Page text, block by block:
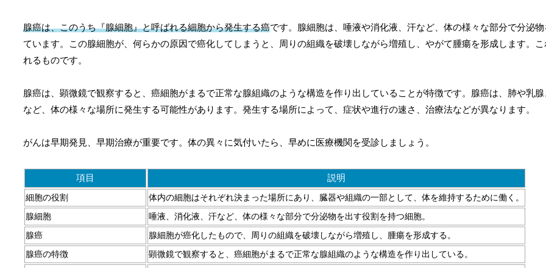
腺癌は、このうち『腺細胞』と呼ばれる細胞から発生する癌です。腺細胞は、唾液や消化液、汗など、体の様々な部分で分泌
ています。この腺細胞が、何らかの原因で癌化してしまうと、周りの組織を破壊しながら増殖し、やがて腫瘍を形成します。
れるものです。
腺癌は、顕微鏡で観察すると、癌細胞がまるで正常な腺組織のような構造を作り出していることが特徴です。腺癌は、肺や乳
など、体の様々な場所に発生する可能性があります。発生する場所によって、症状や進行の速さ、治療法などが異なります。
がんは早期発見、早期治療が重要です。体の異々に気付いたら、早めに医療機関を受診しましょう。
項目 説明
細胞の役割 体内の細胞はそれぞれ決まった場所にあり、臓器や組織の一部として、体を維持するために働く。
腺細胞 唾液、消化液、汗など、体の様々な部分で分泌物を出す役割を持つ細胞。
腺癌 腺細胞が癌化したもので、周りの組織を破壊しながら増殖し、腫瘍を形成する。
腺癌の特徴 顕微鏡で観察すると、癌細胞がまるで正常な腺組織のような構造を作り出している。